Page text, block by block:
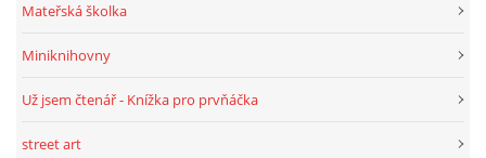
© 2026 eStránky.cz Aktualizováno: 1. 8. 2026
Mateřská školka
Miniknihovny
Už jsem čtenář - Knížka pro prvňáčka
street art